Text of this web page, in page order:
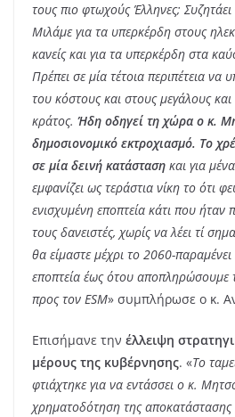
τους πιο φτωχούς Έλληνες; Συζητάει
Μιλάμε για τα υπερκέρδη στους
κανείς και για τα υπερκέρδη στα
Πρέπει σε μία τέτοια περιπέτεια να
του κόστους και στους μεγάλους
κράτος. Ήδη οδηγεί τη χώρα ο κ.
δημοσιονομικό εκτροχιασμό. Το
σε μία δεινή κατάσταση και για
εμφανίζει ως τεράστια νίκη το ότι
ενισχυμένη εποπτεία κάτι που
τους δανειστές, χωρίς να λέει τί
θα είμαστε μέχρι το 2060-
εποπτεία έως ότου αποπληρώσουμε
προς τον ESM» συμπλήρωσε ο κ.
Επισήμανε την έλλειψη
μέρους της κυβέρνησης. «Το
φτιάχτηκε για να εντάσσει ο κ.
χρηματοδότηση της αποκατάστασης